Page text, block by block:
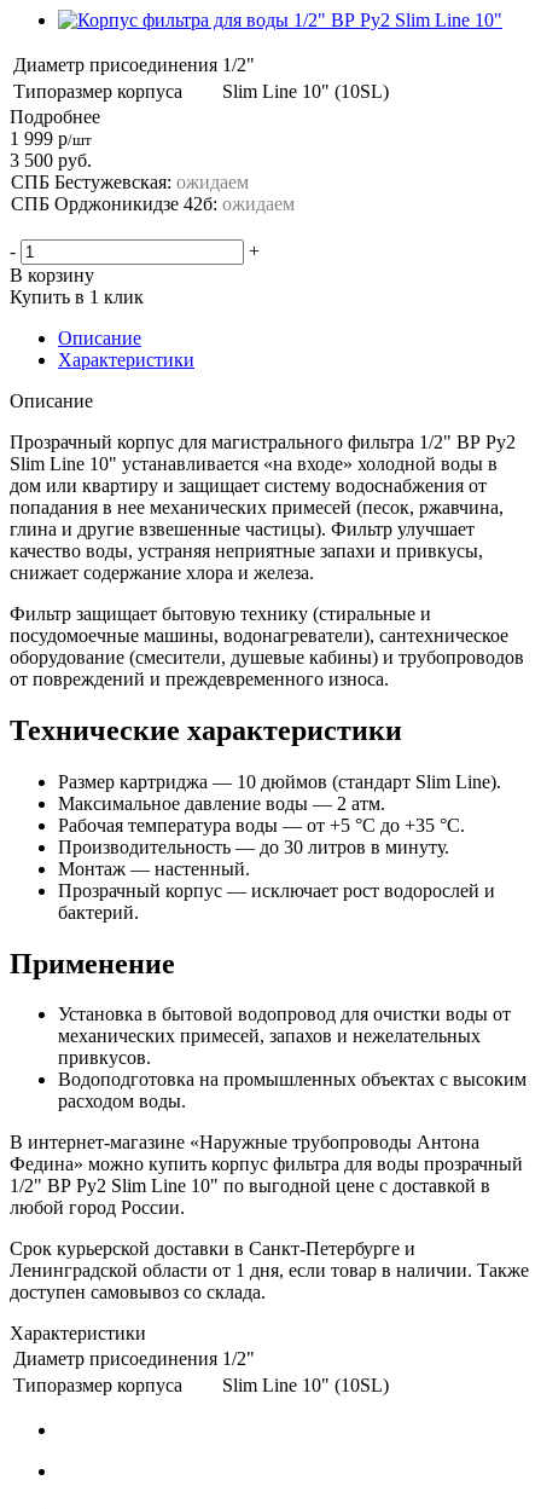
Диаметр присоединения 1/2"
Типоразмер корпуса
Slim Line 10" (10SL)
Подробнее
1 999 р/шт
3 500 руб.
СПБ Бестужевская: ожидаем
СПБ Орджоникидзе 42б: ожидаем
-
+
В корзину
Купить в 1 клик
Описание
Характеристики
Описание
Прозрачный корпус для магистрального фильтра 1/2" ВР Ру2
Slim Line 10" устанавливается «на входе» холодной воды в
дом или квартиру и защищает систему водоснабжения от
попадания в нее механических примесей (песок, ржавчина,
глина и другие взвешенные частицы). Фильтр улучшает
качество воды, устраняя неприятные запахи и привкусы,
снижает содержание хлора и железа.
Фильтр защищает бытовую технику (стиральные и
посудомоечные машины, водонагреватели), сантехническое
оборудование (смесители, душевые кабины) и трубопроводов
от повреждений и преждевременного износа.
Технические характеристики
Размер картриджа — 10 дюймов (стандарт Slim Line).
Максимальное давление воды — 2 атм.
Рабочая температура воды — от +5 °C до +35 °C.
Производительность — до 30 литров в минуту.
Монтаж — настенный.
Прозрачный корпус — исключает рост водорослей и
бактерий.
Применение
Установка в бытовой водопровод для очистки воды от
механических примесей, запахов и нежелательных
привкусов.
Водоподготовка на промышленных объектах с высоким
расходом воды.
В интернет-магазине «Наружные трубопроводы Антона
Федина» можно купить корпус фильтра для воды прозрачный
1/2" ВР Ру2 Slim Line 10" по выгодной цене с доставкой в
любой город России.
Срок курьерской доставки в Санкт-Петербурге и
Ленинградской области от 1 дня, если товар в наличии. Также
доступен самовывоз со склада.
Характеристики
Диаметр присоединения 1/2"
Типоразмер корпуса
Slim Line 10" (10SL)